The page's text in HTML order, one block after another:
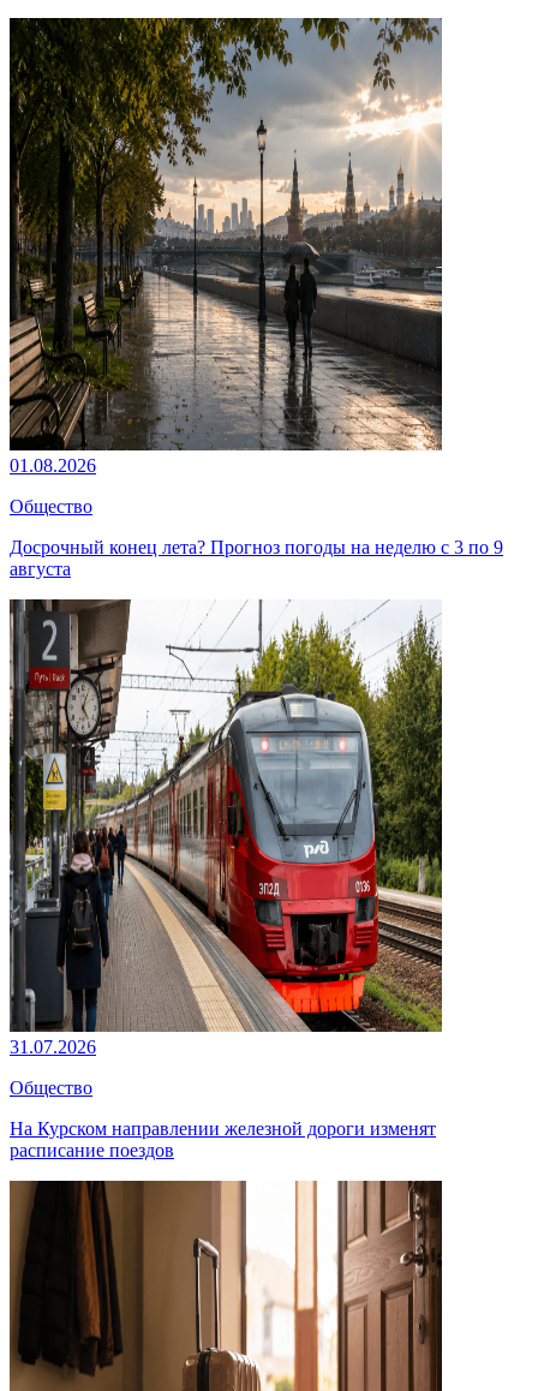
01.08.2026
Общество
Досрочный конец лета? Прогноз погоды на неделю с 3 по 9
августа
31.07.2026
Общество
На Курском направлении железной дороги изменят
расписание поездов